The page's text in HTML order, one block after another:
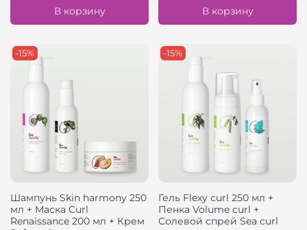
В корзину В корзину
-15%
Шампунь Skin harmony 250
мл + Маска Curl
Renaissance 200 мл + Крем
-15%
Гель Flexy curl 250 мл +
Пенка Volume curl +
Солевой спрей Sea curl